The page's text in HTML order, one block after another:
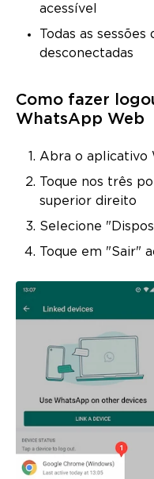
acessível
Todas as
desconectadas
Como fazer
WhatsApp Web
Abra o aplicativo
Toque nos três
superior direito
Selecione
Toque em "Sair"